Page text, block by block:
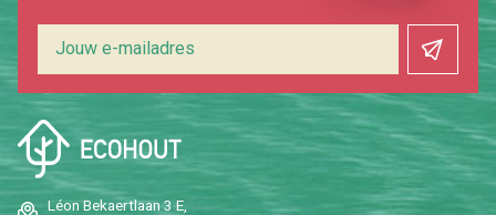
Léon Be­kaert­laan 3 E,